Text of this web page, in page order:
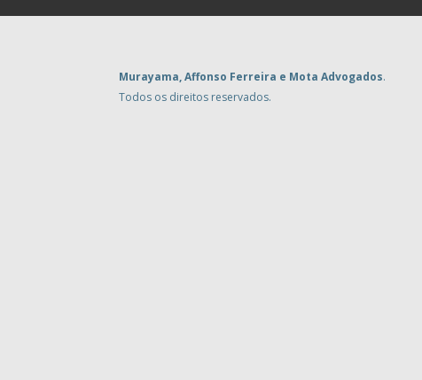
Murayama, Affonso Ferreira e Mota Advogados.
Todos os direitos reservados.